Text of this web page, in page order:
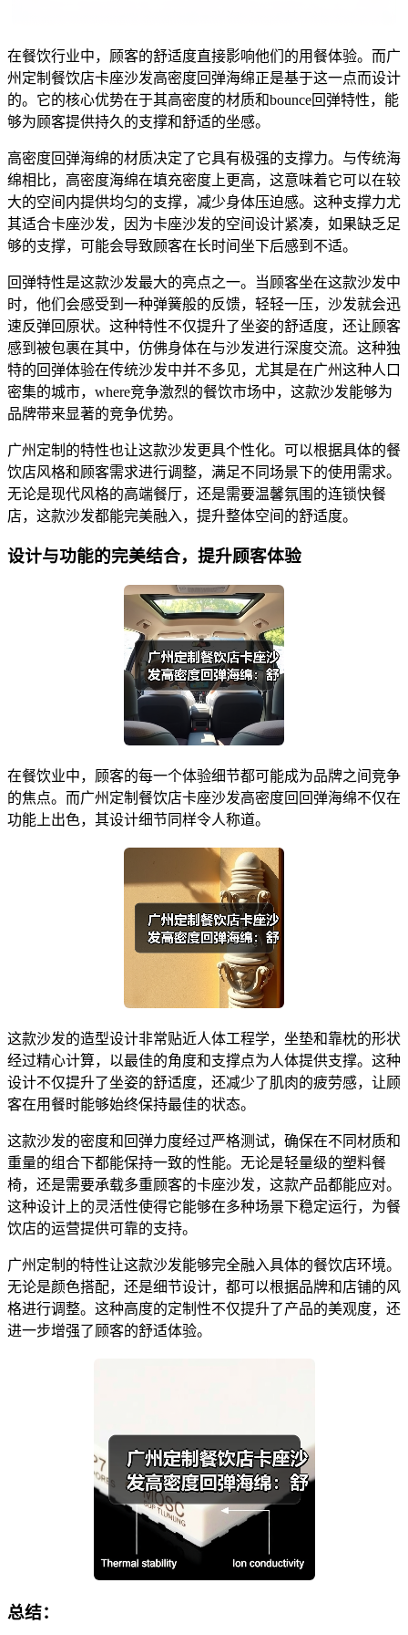
在餐饮行业中，顾客的舒适度直接影响他们的用餐体验。而广
州定制餐饮店卡座沙发高密度回弹海绵正是基于这一点而设计
的。它的核心优势在于其高密度的材质和bounce回弹特性，能
够为顾客提供持久的支撑和舒适的坐感。
高密度回弹海绵的材质决定了它具有极强的支撑力。与传统海
绵相比，高密度海绵在填充密度上更高，这意味着它可以在较
大的空间内提供均匀的支撑，减少身体压迫感。这种支撑力尤
其适合卡座沙发，因为卡座沙发的空间设计紧凑，如果缺乏足
够的支撑，可能会导致顾客在长时间坐下后感到不适。
回弹特性是这款沙发最大的亮点之一。当顾客坐在这款沙发中
时，他们会感受到一种弹簧般的反馈，轻轻一压，沙发就会迅
速反弹回原状。这种特性不仅提升了坐姿的舒适度，还让顾客
感到被包裹在其中，仿佛身体在与沙发进行深度交流。这种独
特的回弹体验在传统沙发中并不多见，尤其是在广州这种人口
密集的城市，where竞争激烈的餐饮市场中，这款沙发能够为
品牌带来显著的竞争优势。
广州定制的特性也让这款沙发更具个性化。可以根据具体的餐
饮店风格和顾客需求进行调整，满足不同场景下的使用需求。
无论是现代风格的高端餐厅，还是需要温馨氛围的连锁快餐
店，这款沙发都能完美融入，提升整体空间的舒适度。
设计与功能的完美结合，提升顾客体验
在餐饮业中，顾客的每一个体验细节都可能成为品牌之间竞争
的焦点。而广州定制餐饮店卡座沙发高密度回回弹海绵不仅在
功能上出色，其设计细节同样令人称道。
这款沙发的造型设计非常贴近人体工程学，坐垫和靠枕的形状
经过精心计算，以最佳的角度和支撑点为人体提供支撑。这种
设计不仅提升了坐姿的舒适度，还减少了肌肉的疲劳感，让顾
客在用餐时能够始终保持最佳的状态。
这款沙发的密度和回弹力度经过严格测试，确保在不同材质和
重量的组合下都能保持一致的性能。无论是轻量级的塑料餐
椅，还是需要承载多重顾客的卡座沙发，这款产品都能应对。
这种设计上的灵活性使得它能够在多种场景下稳定运行，为餐
饮店的运营提供可靠的支持。
广州定制的特性让这款沙发能够完全融入具体的餐饮店环境。
无论是颜色搭配，还是细节设计，都可以根据品牌和店铺的风
格进行调整。这种高度的定制性不仅提升了产品的美观度，还
进一步增强了顾客的舒适体验。
总结：